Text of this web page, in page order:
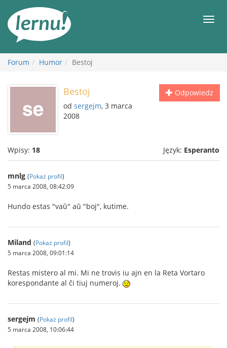
Forum Humor Bestoj
Odpowiedz
Bestoj
od sergejm, 3 marca
2008
Wpisy: 18 Język: Esperanto
mnlg (Pokaż profil)
5 marca 2008, 08:42:09
Hundo estas "vaŭ" aŭ "boj", kutime.
Miland (Pokaż profil)
5 marca 2008, 09:01:14
Restas mistero al mi. Mi ne trovis iu ajn en la Reta Vortaro
korespondante al ĉi tiuj numeroj.
sergejm (Pokaż profil)
5 marca 2008, 10:06:44